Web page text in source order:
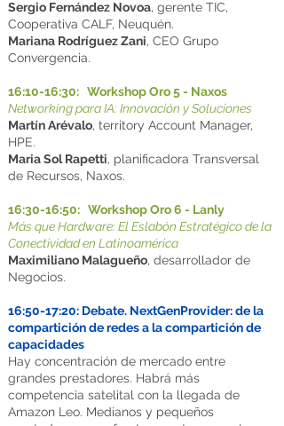
Sergio Fernández Novoa, gerente TIC,
Cooperativa CALF, Neuquén.
Mariana Rodríguez Zani, CEO Grupo
Convergencia.
16:10-16:30: Workshop Oro 5 - Naxos
Networking para IA: Innovación y Soluciones
Martín Arévalo, territory Account Manager,
HPE.
Maria Sol Rapetti, planificadora Transversal
de Recursos, Naxos.
16:30-16:50: Workshop Oro 6 - Lanly
Más que Hardware: El Eslabón Estratégico de la
Conectividad en Latinoamérica
Maximiliano Malagueño, desarrollador de
Negocios.
16:50-17:20: Debate. NextGenProvider: de la
compartición de redes a la compartición de
capacidades
Hay concentración de mercado entre
grandes prestadores. Habrá más
competencia satelital con la llegada de
Amazon Leo. Medianos y pequeños